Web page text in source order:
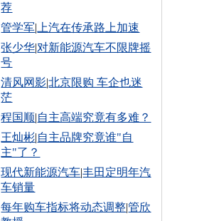
荐
管学军| 上汽在传承路上加速
张少华|对新能源汽车不限牌摇
号
清风网影|北京限购 车企也迷
茫
程国顺|自主高端究竟有多难？
王灿彬|自主品牌究竟谁"自
主"了？
现代新能源汽车|丰田定明年汽
车销量
每年购车指标将动态调整|管欣